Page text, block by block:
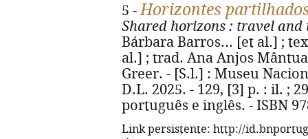
5 -Horizontes
Shared horizons : travel and
Bárbara Barros... [et al.] ;
al.] ; trad. Ana Anjos
Greer. - [S.l.] : Museu
D.L. 2025. - 129, [3] p. : il. ;
português e inglês. - ISBN
Link persistente: http://